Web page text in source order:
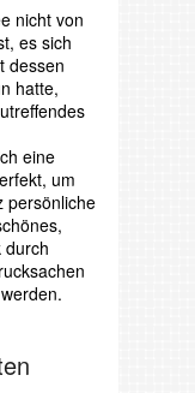
nicht von
es sich
dessen
hatte,
eine
um
persönliche
durch